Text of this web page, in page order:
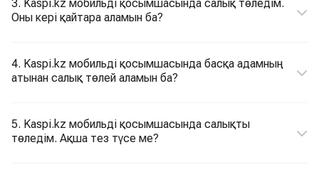
3. Kaspi.kz мобильді қосымшасында салық төледім.
Оны кері қайтара аламын ба?
4. Kaspi.kz мобильді қосымшасында басқа адамның
атынан салық төлей аламын ба?
5. Kaspi.kz мобильді қосымшасында салықты
төледім. Ақша тез түсе ме?